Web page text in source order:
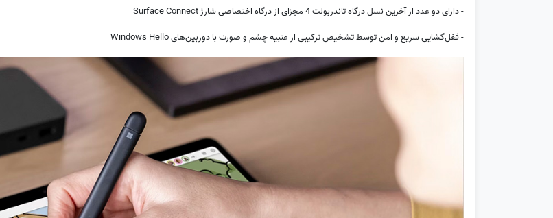
- دارای دو عدد از آخرین نسل درگاه تاندربولت 4 مجزای از درگاه اختصاصی شارژ Surface Connect
- قفل‌گشایی سریع و امن توسط تشخیص ترکیبی از عنبیه چشم و صورت با دوربین‌های Windows Hello